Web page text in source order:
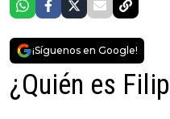
¡Síguenos en Google!
¿Quién es